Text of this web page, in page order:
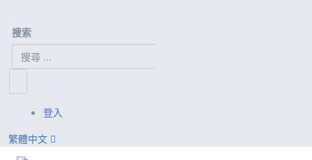
搜索
登入
繁體中文